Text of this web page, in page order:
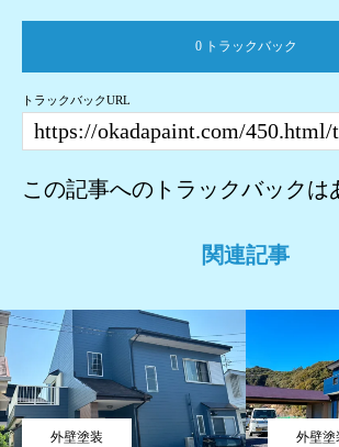
0 トラックバック
トラックバックURL
この記事へのトラックバックは
関連記事
外壁塗装 外壁塗